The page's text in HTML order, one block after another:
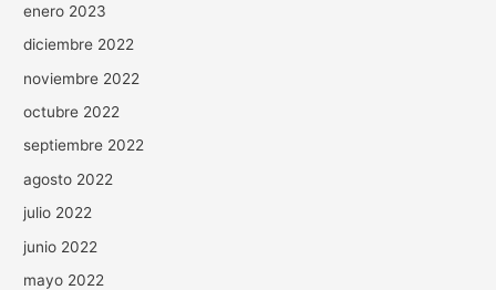
enero 2023
diciembre 2022
noviembre 2022
octubre 2022
septiembre 2022
agosto 2022
julio 2022
junio 2022
mayo 2022